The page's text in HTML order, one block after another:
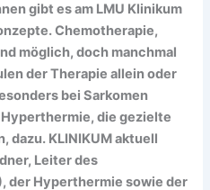
gibt es am LMU Klinikum
Chemotherapie,
möglich, doch manchmal
der Therapie allein oder
bei Sarkomen
die gezielte
dazu. KLINIKUM aktuell
Leiter des
der Hyperthermie sowie der